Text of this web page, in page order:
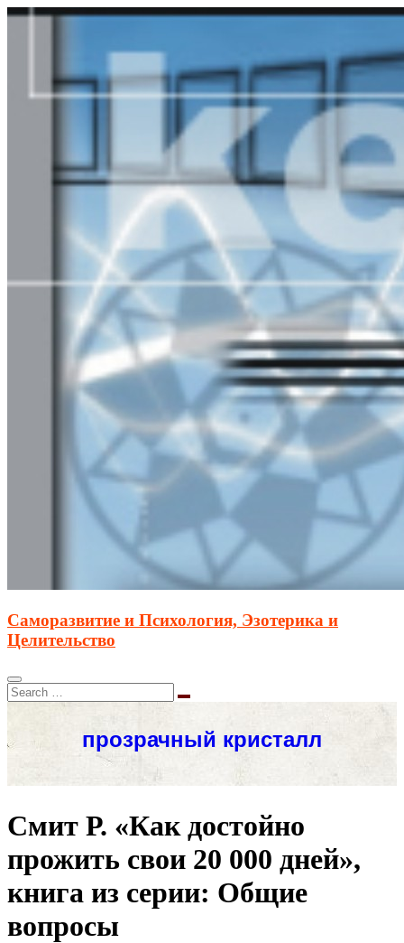
Саморазвитие и Психология, Эзотерика и
Целительство
Смит Р. «Как достойно
прожить свои 20 000 дней»,
книга из серии: Общие
вопросы